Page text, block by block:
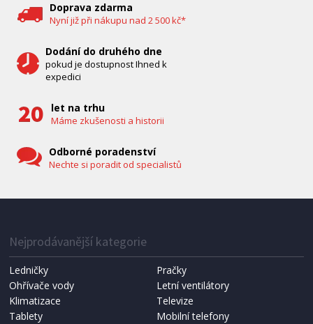
Doprava zdarma
Nyní již při nákupu nad 2 500 kč*
Dodání do druhého dne
pokud je dostupnost Ihned k
expedici
let na trhu
Máme zkušenosti a historii
Odborné poradenství
Nechte si poradit od specialistů
Nejprodávanější kategorie
Ledničky
Pračky
Ohřívače vody
Letní ventilátory
Klimatizace
Televize
Tablety
Mobilní telefony